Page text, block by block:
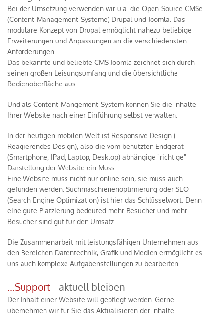
Bei der Umsetzung verwenden wir u.a. die Open-Source CMSe
(Content-Management-Systeme) Drupal und Joomla. Das
modulare Konzept von Drupal ermöglicht nahezu beliebige
Erweiterungen und Anpassungen an die verschiedensten
Anforderungen.
Das bekannte und beliebte CMS Joomla zeichnet sich durch
seinen großen Leisungsumfang und die übersichtliche
Bedienoberfläche aus.
Und als Content-Mangement-System können Sie die Inhalte
Ihrer Website nach einer Einführung selbst verwalten.
In der heutigen mobilen Welt ist Responsive Design (
Reagierendes Design), also die vom benutzten Endgerät
(Smartphone, IPad, Laptop, Desktop) abhängige "richtige"
Darstellung der Website ein Muss.
Eine Website muss nicht nur online sein, sie muss auch
gefunden werden. Suchmaschienenoptimierung oder SEO
(Search Engine Optimization) ist hier das Schlüsselwort. Denn
eine gute Platzierung bedeuted mehr Besucher und mehr
Besucher sind gut für den Umsatz.
Die Zusammenarbeit mit leistungsfähigen Unternehmen aus
den Bereichen Datentechnik, Grafik und Medien ermöglicht es
uns auch komplexe Aufgabenstellungen zu bearbeiten.
...Support- aktuell bleiben
Der Inhalt einer Website will gepflegt werden. Gerne
übernehmen wir für Sie das Aktualisieren der Inhalte.